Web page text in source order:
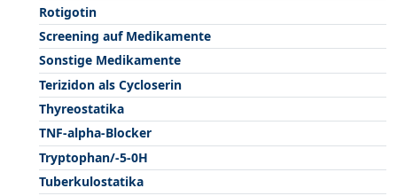
Rotigotin
Screening auf Medikamente
Sonstige Medikamente
Terizidon als Cycloserin
Thyreostatika
TNF-alpha-Blocker
Tryptophan/-5-0H
Tuberkulostatika